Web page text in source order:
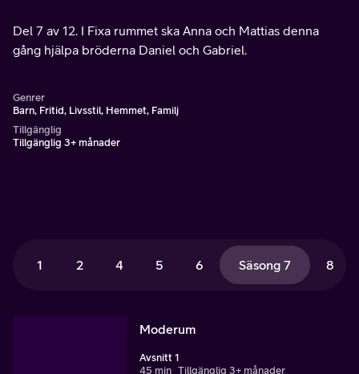
Del 7 av 12. I Fixa rummet ska Anna och Mattias denna
gång hjälpa bröderna Daniel och Gabriel.
Genrer
Barn, Fritid, Livsstil, Hemmet, Familj
Tillgänglig
Tillgänglig 3+ månader
1 2 4 5 6 Säsong 7 8
Moderum
Avsnitt 1
45 min Tillgänglig 3+ månader